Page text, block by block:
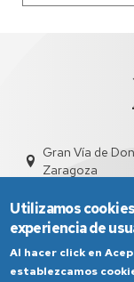
Gran Vía de
Zaragoza
Utilizamos
experiencia de
Al hacer click en
establezcamos